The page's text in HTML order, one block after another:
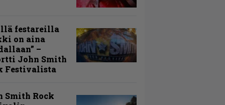
festareilla
on aina
–
John Smith
Festivalista
Smith Rock